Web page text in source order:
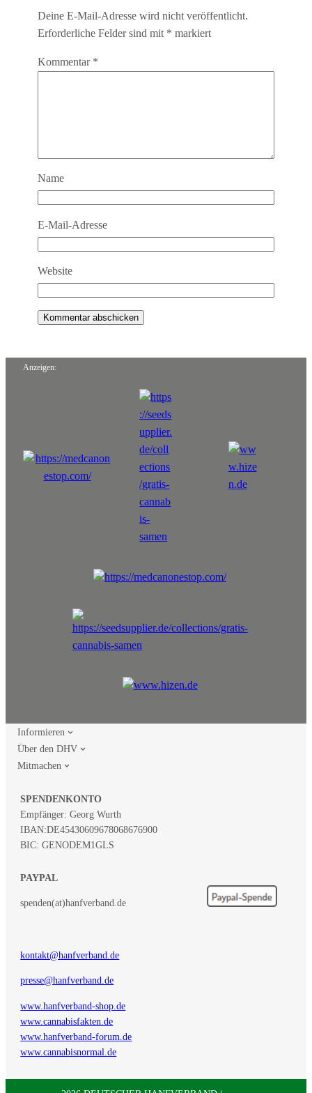
Deine E-Mail-Adresse wird nicht veröffentlicht.
Erforderliche Felder sind mit * markiert
Kommentar *
Name
E-Mail-Adresse
Website
Anzeigen:
Informieren
Über den DHV
Mitmachen
SPENDENKONTO
Empfänger: Georg Wurth
IBAN:DE45430609678068676900
BIC: GENODEM1GLS
PAYPAL
spenden(at)hanfverband.de
kontakt@hanfverband.de
presse@hanfverband.de
www.hanfverband-shop.de
www.cannabisfakten.de
www.hanfverband-forum.de
www.cannabisnormal.de